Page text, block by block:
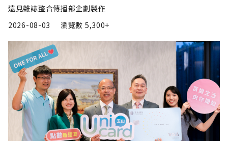
遠見雜誌整合傳播部企劃製作
2026-08-03
瀏覽數 5,300+